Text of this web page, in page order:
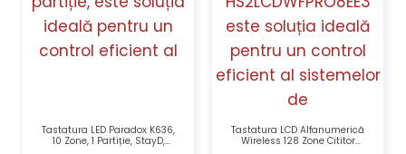
Tastatura LED Paradox K636,
10 Zone, 1 Partiție, StayD,
Tastatura LCD Alfanumerică
Wireless 128 Zone Cititor